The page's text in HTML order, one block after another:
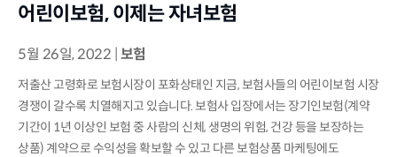
어린이보험, 이제는 자녀보험
5월 26일, 2022 |보험
저출산 고령화로 보험시장이 포화상태인 지금, 보험사들의 어린이보험 시장
경쟁이 갈수록 치열해지고 있습니다. 보험사 입장에서는 장기인보험(계약
기간이 1년 이상인 보험 중 사람의 신체, 생명의 위험, 건강 등을 보장하는
상품) 계약으로 수익성을 확보할 수 있고 다른 보험상품 마케팅에도